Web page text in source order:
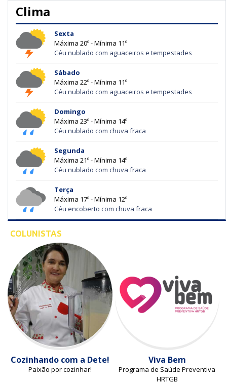
Clima
Sexta
Máxima 20º - Mínima 11º
Céu nublado com aguaceiros e tempestades
Sábado
Máxima 22º - Mínima 11º
Céu nublado com aguaceiros e tempestades
Domingo
Máxima 23º - Mínima 14º
Céu nublado com chuva fraca
Segunda
Máxima 21º - Mínima 14º
Céu nublado com chuva fraca
Terça
Máxima 17º - Mínima 12º
Céu encoberto com chuva fraca
COLUNISTAS
Cozinhando com a Dete!
Paixão por cozinhar!
Viva Bem
Programa de Saúde Preventiva
HRTGB